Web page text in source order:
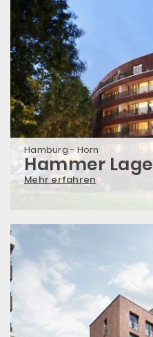
Hamburg - Horn
Hammer Lage
Mehr erfahren